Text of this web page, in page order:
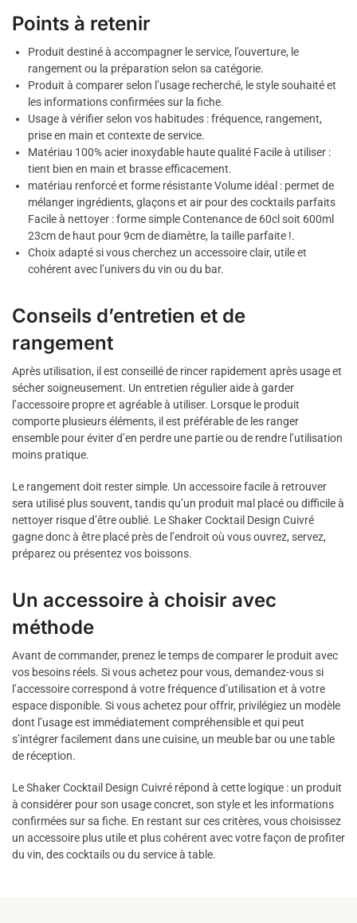
Points à retenir
Produit destiné à accompagner le service, l’ouverture, le
rangement ou la préparation selon sa catégorie.
Produit à comparer selon l’usage recherché, le style souhaité et
les informations confirmées sur la fiche.
Usage à vérifier selon vos habitudes : fréquence, rangement,
prise en main et contexte de service.
Matériau 100% acier inoxydable haute qualité Facile à utiliser :
tient bien en main et brasse efficacement.
matériau renforcé et forme résistante Volume idéal : permet de
mélanger ingrédients, glaçons et air pour des cocktails parfaits
Facile à nettoyer : forme simple Contenance de 60cl soit 600ml
23cm de haut pour 9cm de diamètre, la taille parfaite !.
Choix adapté si vous cherchez un accessoire clair, utile et
cohérent avec l’univers du vin ou du bar.
Conseils d’entretien et de
rangement
Après utilisation, il est conseillé de rincer rapidement après usage et
sécher soigneusement. Un entretien régulier aide à garder
l’accessoire propre et agréable à utiliser. Lorsque le produit
comporte plusieurs éléments, il est préférable de les ranger
ensemble pour éviter d’en perdre une partie ou de rendre l’utilisation
moins pratique.
Le rangement doit rester simple. Un accessoire facile à retrouver
sera utilisé plus souvent, tandis qu’un produit mal placé ou difficile à
nettoyer risque d’être oublié. Le Shaker Cocktail Design Cuivré
gagne donc à être placé près de l’endroit où vous ouvrez, servez,
préparez ou présentez vos boissons.
Un accessoire à choisir avec
méthode
Avant de commander, prenez le temps de comparer le produit avec
vos besoins réels. Si vous achetez pour vous, demandez-vous si
l’accessoire correspond à votre fréquence d’utilisation et à votre
espace disponible. Si vous achetez pour offrir, privilégiez un modèle
dont l’usage est immédiatement compréhensible et qui peut
s’intégrer facilement dans une cuisine, un meuble bar ou une table
de réception.
Le Shaker Cocktail Design Cuivré répond à cette logique : un produit
à considérer pour son usage concret, son style et les informations
confirmées sur sa fiche. En restant sur ces critères, vous choisissez
un accessoire plus utile et plus cohérent avec votre façon de profiter
du vin, des cocktails ou du service à table.